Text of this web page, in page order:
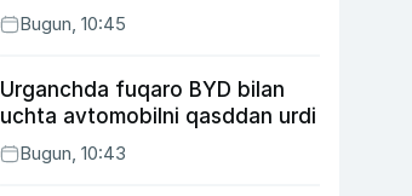
tadqiqot
Bugun, 10:45
Urganchda fuqaro BYD bilan
uchta avtomobilni qasddan urdi
Bugun, 10:43